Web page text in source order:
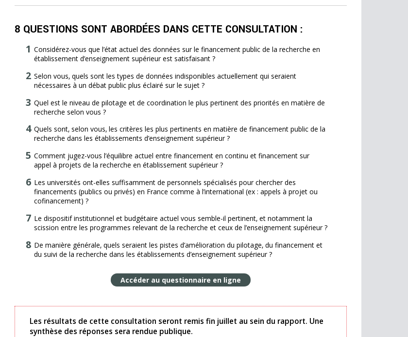
8 QUESTIONS SONT ABORDÉES DANS CETTE CONSULTATION :
Considérez-vous que l’état actuel des données sur le financement public de la recherche en
établissement d’enseignement supérieur est satisfaisant ?
Selon vous‚ quels sont les types de données indisponibles actuellement qui seraient
nécessaires à un débat public plus éclairé sur le sujet ?
Quel est le niveau de pilotage et de coordination le plus pertinent des priorités en matière de
recherche selon vous ?
Quels sont‚ selon vous‚ les critères les plus pertinents en matière de financement public de la
recherche dans les établissements d’enseignement supérieur ?
Comment jugez-vous l’équilibre actuel entre financement en continu et financement sur
appel à projets de la recherche en établissement supérieur ?
Les universités ont-elles suffisamment de personnels spécialisés pour chercher des
financements (publics ou privés) en France comme à l’international (ex : appels à projet ou
cofinancement) ?
Le dispositif institutionnel et budgétaire actuel vous semble-il pertinent‚ et notamment la
scission entre les programmes relevant de la recherche et ceux de l’enseignement supérieur ?
De manière générale‚ quels seraient les pistes d’amélioration du pilotage‚ du financement et
du suivi de la recherche dans les établissements d’enseignement supérieur ?
Accéder au questionnaire en ligne
Les résultats de cette consultation seront remis fin juillet au sein du rapport. Une
synthèse des réponses sera rendue publique.